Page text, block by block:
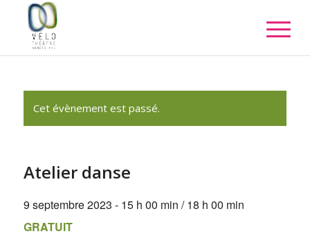
Cet évènement est passé.
Atelier danse
9 septembre 2023 - 15 h 00 min /18 h 00 min
GRATUIT